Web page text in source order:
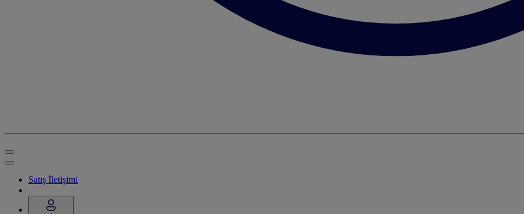
Satış İletişimi